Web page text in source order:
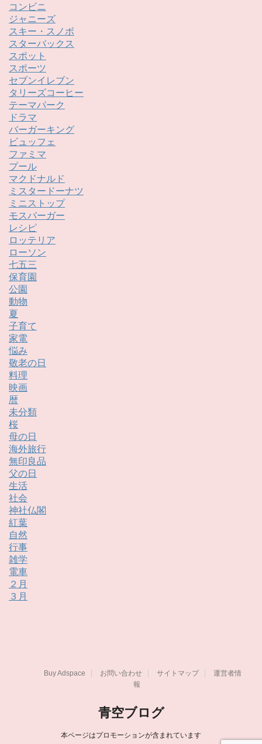
コンビニ
ジャニーズ
スキー・スノボ
スターバックス
スポット
スポーツ
セブンイレブン
タリーズコーヒー
テーマパーク
ドラマ
バーガーキング
ビュッフェ
ファミマ
プール
マクドナルド
ミスタードーナツ
ミニストップ
モスバーガー
レシピ
ロッテリア
ローソン
七五三
保育園
公園
動物
夏
子育て
家電
悩み
敬老の日
料理
映画
暦
未分類
桜
母の日
海外旅行
無印良品
父の日
生活
社会
神社仏閣
紅葉
自然
行事
雑学
電車
２月
３月
Buy Adspace お問い合わせ サイトマップ
運営者情
報
青空ブログ
本ページはプロモーションが含まれています